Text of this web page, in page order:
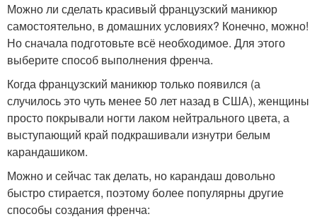
Можно ли сделать красивый французский маникюр
самостоятельно, в домашних условиях? Конечно, можно!
Но сначала подготовьте всё необходимое. Для этого
выберите способ выполнения френча.
Когда французский маникюр только появился (а
случилось это чуть менее 50 лет назад в США), женщины
просто покрывали ногти лаком нейтрального цвета, а
выступающий край подкрашивали изнутри белым
карандашиком.
Можно и сейчас так делать, но карандаш довольно
быстро стирается, поэтому более популярны другие
способы создания френча: